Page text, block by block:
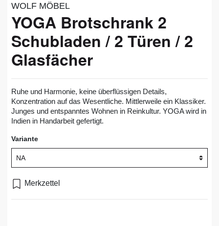
WOLF MÖBEL
YOGA Brotschrank 2
Schubladen / 2 Türen / 2
Glasfächer
Ruhe und Harmonie, keine überflüssigen Details,
Konzentration auf das Wesentliche. Mittlerweile ein Klassiker.
Junges und entspanntes Wohnen in Reinkultur. YOGA wird in
Indien in Handarbeit gefertigt.
Variante
Merkzettel